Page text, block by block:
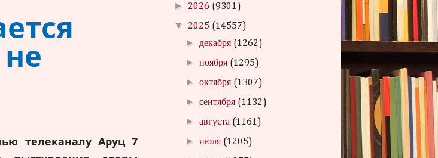
телеканалу Аруц 7
► 2026 (9301)
▼ 2025 (14557)
► декабря (1262)
►ноября (1295)
►октября (1307)
►сентября (1132)
►августа (1161)
►июля (1205)